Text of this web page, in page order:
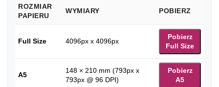
ROZMIAR
PAPIERU
WYMIARY POBIERZ
Full Size 4096px x 4096px
Pobierz
Full Size
A5
148 × 210 mm (793px x
793px @ 96 DPI)
Pobierz
A5